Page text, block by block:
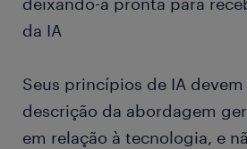
da IA
Seus princípios de IA devem
descrição da abordagem
em relação à tecnologia, e